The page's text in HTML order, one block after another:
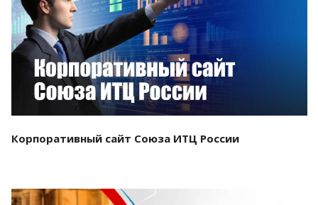
Смотреть проект
Корпоративный сайт Союза ИТЦ России